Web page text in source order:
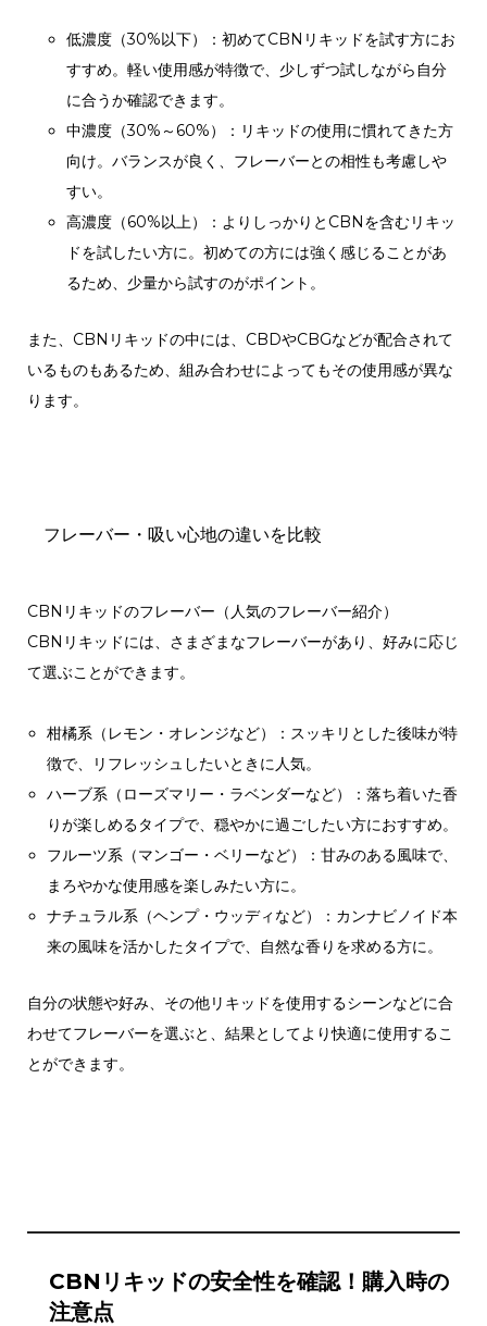
低濃度（30%以下）：初めてCBNリキッドを試す方にお
すすめ。軽い使用感が特徴で、少しずつ試しながら自分
に合うか確認できます。
中濃度（30%～60%）：リキッドの使用に慣れてきた方
向け。バランスが良く、フレーバーとの相性も考慮しや
すい。
高濃度（60%以上）：よりしっかりとCBNを含むリキッ
ドを試したい方に。初めての方には強く感じることがあ
るため、少量から試すのがポイント。
また、CBNリキッドの中には、CBDやCBGなどが配合されて
いるものもあるため、組み合わせによってもその使用感が異な
ります。
フレーバー・吸い心地の違いを比較
CBNリキッドのフレーバー（人気のフレーバー紹介）
CBNリキッドには、さまざまなフレーバーがあり、好みに応じ
て選ぶことができます。
柑橘系（レモン・オレンジなど）：スッキリとした後味が特
徴で、リフレッシュしたいときに人気。
ハーブ系（ローズマリー・ラベンダーなど）：落ち着いた香
りが楽しめるタイプで、穏やかに過ごしたい方におすすめ。
フルーツ系（マンゴー・ベリーなど）：甘みのある風味で、
まろやかな使用感を楽しみたい方に。
ナチュラル系（ヘンプ・ウッディなど）：カンナビノイド本
来の風味を活かしたタイプで、自然な香りを求める方に。
自分の状態や好み、その他リキッドを使用するシーンなどに合
わせてフレーバーを選ぶと、結果としてより快適に使用するこ
とができます。
CBNリキッドの安全性を確認！購入時の
注意点